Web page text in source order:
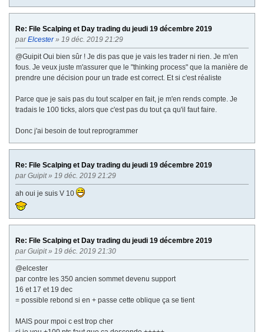
Re: File Scalping et Day trading du jeudi 19 décembre 2019
parElcester» 19 déc. 2019 21:29
@Guipit Oui bien sûr ! Je dis pas que je vais les trader ni rien. Je m'en
fous. Je veux juste m'assurer que le "thinking process" que la manière de
prendre une décision pour un trade est correct. Et si c'est réaliste
Parce que je sais pas du tout scalper en fait, je m'en rends compte. Je
tradais le 100 ticks, alors que c'est pas du tout ça qu'il faut faire.
Donc j'ai besoin de tout reprogrammer
Re: File Scalping et Day trading du jeudi 19 décembre 2019
parGuipit» 19 déc. 2019 21:29
ah oui je suis V 10
Re: File Scalping et Day trading du jeudi 19 décembre 2019
parGuipit» 19 déc. 2019 21:30
@elcester
par contre les 350 ancien sommet devenu support
16 et 17 et 19 dec
= possible rebond si en + passe cette oblique ça se tient
MAIS pour mpoi c est trop cher